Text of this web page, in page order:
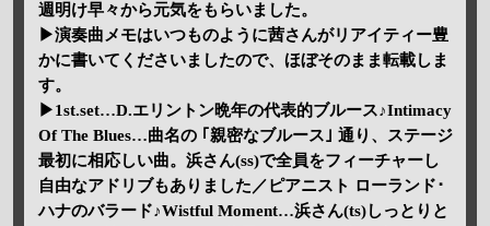
週明け早々から元気をもらいました。
▶演奏曲メモはいつものように茜さんがリアイティー豊
かに書いてくださいましたので、ほぼそのまま転載しま
す。
▶1st.set…D.エリントン晩年の代表的ブルース♪Intimacy
Of The Blues…曲名の ｢親密なブルース｣ 通り、ステージ
最初に相応しい曲。浜さん(ss)で全員をフィーチャーし
自由なアドリブもありました／ピアニスト ローランド･
ハナのバラード♪Wistful Moment…浜さん(ts)しっとりと